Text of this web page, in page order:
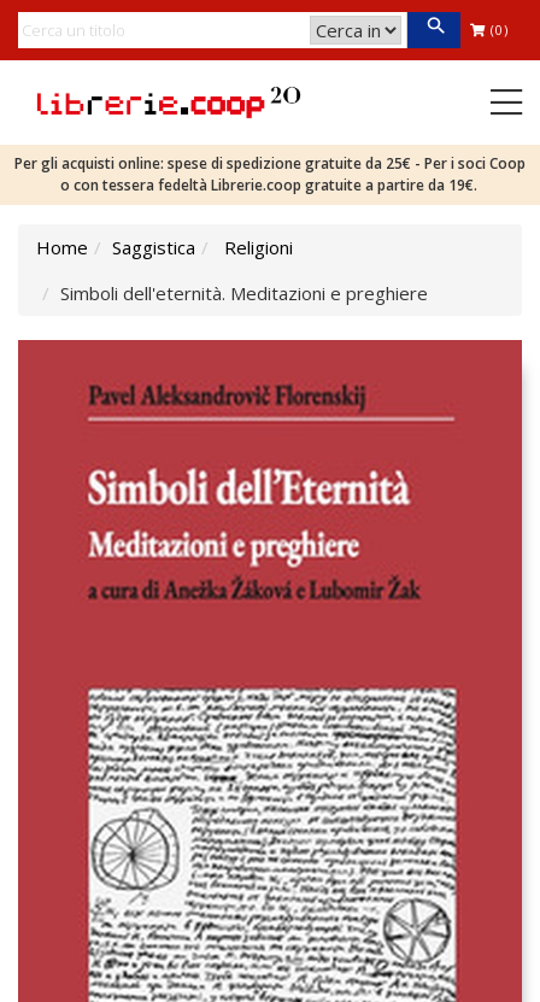
(0)
Per gli acquisti online: spese di spedizione gratuite da 25€ - Per i soci Coop
o con tessera fedeltà Librerie.coop gratuite a partire da 19€.
Home Saggistica
Religioni
Simboli dell'eternità. Meditazioni e preghiere